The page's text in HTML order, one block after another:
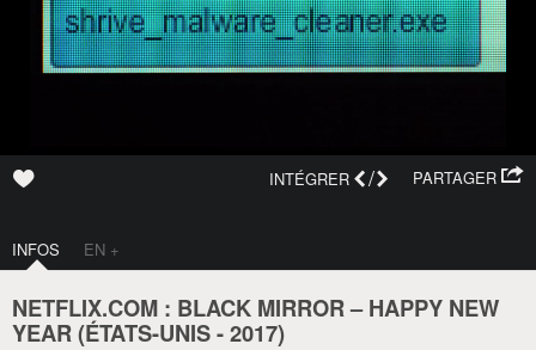
PARTAGER
INTÉGRER /
INFOS EN +
NETFLIX.COM : BLACK MIRROR – HAPPY NEW
YEAR (ÉTATS-UNIS-2017)